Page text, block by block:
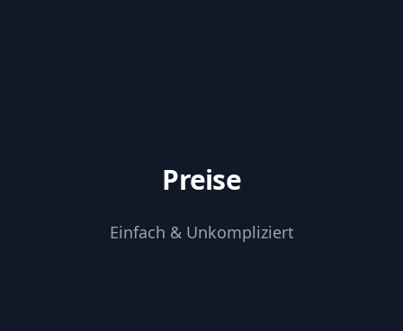
Preise
Einfach & Unkompliziert